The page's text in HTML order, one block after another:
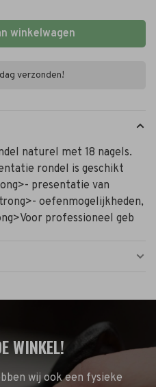
winkelwagen
verzonden!
naturel met 18 nagels.
rondel is geschikt
presentatie van
oefenmogelijkheden,
professioneel geb
WINKEL!
wij ook een fysieke